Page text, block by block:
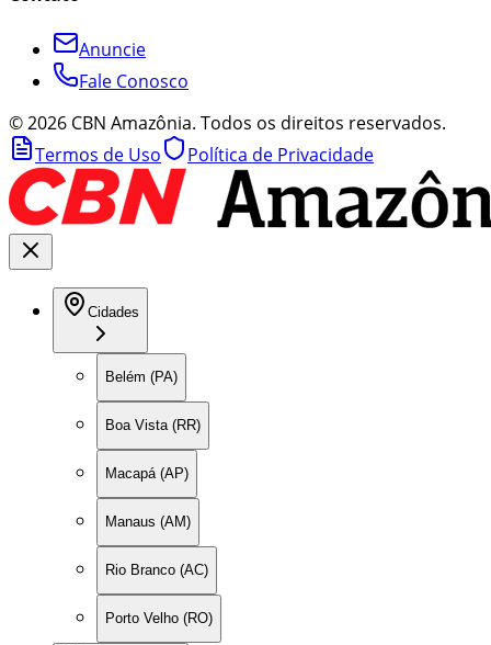
Anuncie
Fale Conosco
©2026 CBN Amazônia. Todos os direitos reservados.
Termos de Uso
Política de Privacidade
Cidades
Belém (PA)
Boa Vista (RR)
Macapá (AP)
Manaus (AM)
Rio Branco (AC)
Porto Velho (RO)